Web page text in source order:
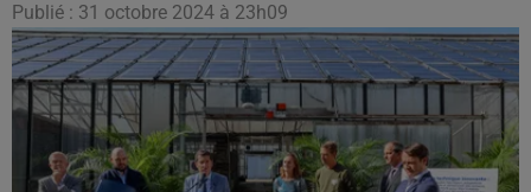
Publié : 31 octobre 2024 à 23h09